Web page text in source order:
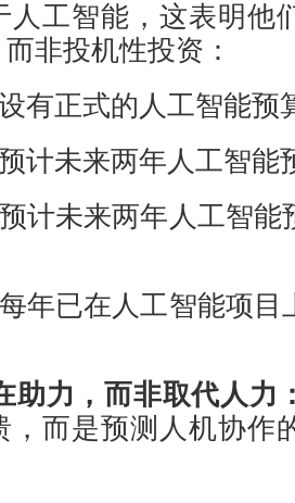
人工智能，这表明他
非投机性投资：
有正式的人工智能预
计未来两年人工智能
计未来两年人工智能
年已在人工智能项目
助力，而非取代人力
，而是预测人机协作